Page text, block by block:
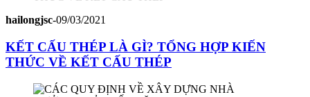
hailongjsc-09/03/2021
KẾT CẤU THÉP LÀ GÌ? TỔNG HỢP KIẾN
THỨC VỀ KẾT CẤU THÉP